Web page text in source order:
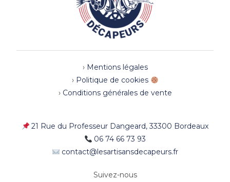
› Mentions légales
› Politique de cookies
› Conditions générales de vente
21 Rue du Professeur Dangeard, 33300 Bordeaux
06 74 66 73 93
contact@lesartisansdecapeurs.fr
Suivez-nous